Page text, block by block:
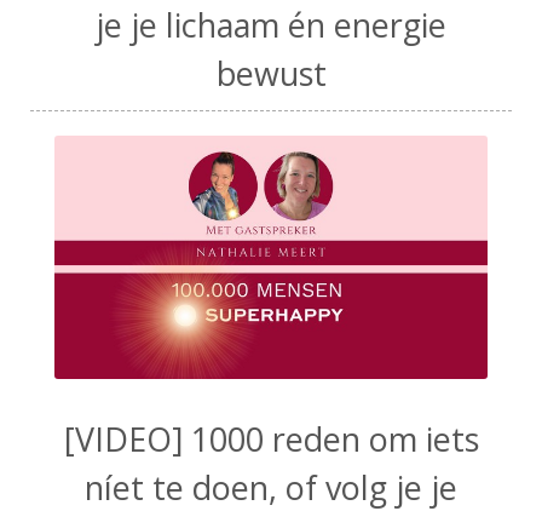
je je lichaam én energie
bewust
[VIDEO] 1000 reden om iets
níet te doen, of volg je je